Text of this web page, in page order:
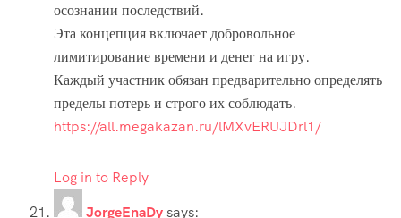
осознании последствий.
Эта концепция включает добровольное
лимитирование времени и денег на игру.
Каждый участник обязан предварительно определять
пределы потерь и строго их соблюдать.
https://all.megakazan.ru/lMXvERUJDrl1/
Log in to Reply
JorgeEnaDysays: